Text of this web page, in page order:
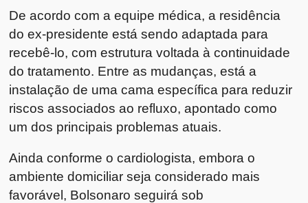
De acordo com a equipe médica, a residência
do ex-presidente está sendo adaptada para
recebê-lo, com estrutura voltada à continuidade
do tratamento. Entre as mudanças, está a
instalação de uma cama específica para reduzir
riscos associados ao refluxo, apontado como
um dos principais problemas atuais.
Ainda conforme o cardiologista, embora o
ambiente domiciliar seja considerado mais
favorável, Bolsonaro seguirá sob